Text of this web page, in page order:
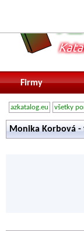
Firmy
azkatalog.eu všetky
Monika Korbová -